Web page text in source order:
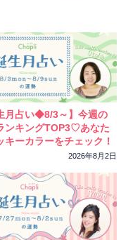
結婚
月占い◆8/3～】今週の
ンキングTOP3♡あなた
キーカラーをチェック！
2026年8月2日